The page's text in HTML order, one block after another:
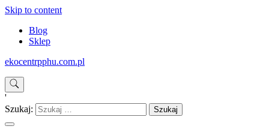
Skip to content
Blog
Sklep
ekocentrpphu.com.pl
'
Szukaj: